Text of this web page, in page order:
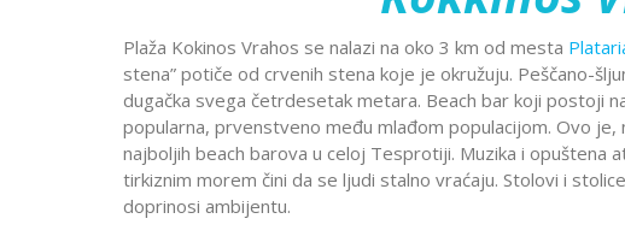
Krstarenje
guletom
Lošinj
Istra
Aja Napa i
Hurgada
Prag
Pariz Peruđa
Portorož
Portugal Rim
Segedin
Sarajevo Solun
Stokholm
Švajcarska Skandinavija
Plaža Kokinos Vrahos se nalazi na oko 3 km od mesta
stena” potiče od crvenih stena koje je okružuju. Peščano-
dugačka svega četrdesetak metara. Beach bar koji postoji
popularna, prvenstveno među mlađom populacijom. Ovo
najboljih beach barova u celoj Tesprotiji. Muzika i opuštena
tirkiznim morem čini da se ljudi stalno vraćaju. Stolovi i
doprinosi ambijentu.